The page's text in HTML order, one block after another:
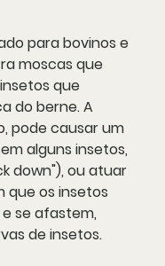
para bovinos e
moscas que
que
do berne. A
pode causar um
alguns insetos,
down"), ou atuar
que os insetos
se afastem,
de insetos.